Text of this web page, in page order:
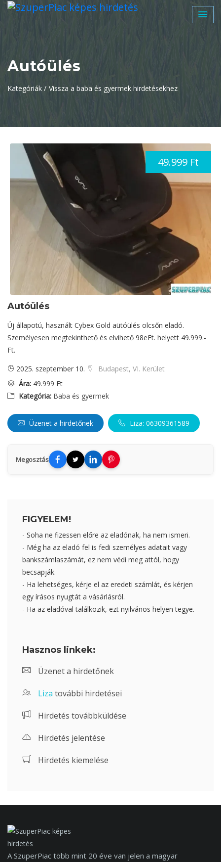
Autóülés
Kategóriák / Vissza a baba és gyermek hirdetésekhez
49.999 Ft
Autóülés
Új állapotú, használt Cybex Gold aütóülés olcsőn eladó.
Személyesen megtekinthető és elvihető 98eFt. helyett 49.999.-
Ft.
2025. szeptember 10.
Budapest, VI. Kerület
Ára: 49.999 Ft
Kategória: Baba és gyermek
Üzenet a hirdetőnek Liza: 06309361589
Megosztás
FIGYELEM!
- Soha ne fizessen előre az eladónak, ha nem ismeri.
- Még ha az eladó fel is fedi személyes adatait vagy
bankszámlaszámát, ez nem védi meg attól, hogy
becsapják.
- Ha lehetséges, kérje el az eredeti számlát, és kérjen
egy írásos nyugtát a vásárlásról.
- Ha az eladóval találkozik, ezt nyilvános helyen tegye.
Hasznos linkek:
Üzenet a hirdetőnek
Liza további hirdetései
Hirdetés továbbküldése
Hirdetés jelentése
Hirdetés kiemelése
A SzuperPiac több mint 20 éve van jelen a magyar